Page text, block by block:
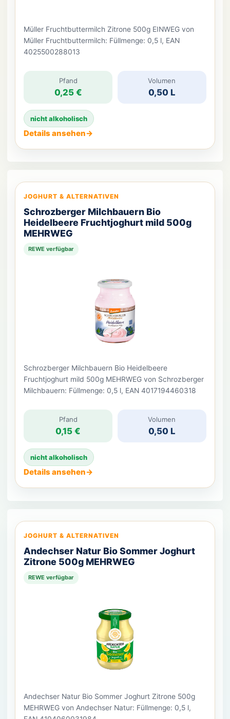
Müller Fruchtbuttermilch Zitrone 500g EINWEG von
Müller Fruchtbuttermilch: Füllmenge: 0,5 l, EAN
4025500288013
Pfand
0,25 €
Volumen
0,50 L
nicht alkoholisch
Details ansehen→
JOGHURT & ALTERNATIVEN
Schrozberger Milchbauern Bio
Heidelbeere Fruchtjoghurt mild 500g
MEHRWEG
REWE verfügbar
Schrozberger Milchbauern Bio Heidelbeere
Fruchtjoghurt mild 500g MEHRWEG von Schrozberger
Milchbauern: Füllmenge: 0,5 l, EAN 4017194460318
Pfand
0,15 €
Volumen
0,50 L
nicht alkoholisch
Details ansehen→
JOGHURT & ALTERNATIVEN
Andechser Natur Bio Sommer Joghurt
Zitrone 500g MEHRWEG
REWE verfügbar
Andechser Natur Bio Sommer Joghurt Zitrone 500g
MEHRWEG von Andechser Natur: Füllmenge: 0,5 l,